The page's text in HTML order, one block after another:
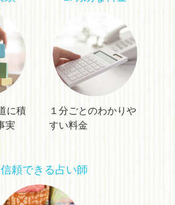
に積
実
１分ごとのわかりや
すい料金
頼できる占い師